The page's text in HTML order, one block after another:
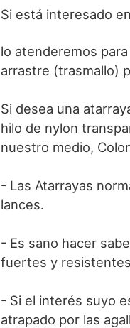
Si está interesado
lo atenderemos
arrastre (trasmallo)
Si desea una
hilo de nylon
nuestro medio,
- Las Atarrayas
lances.
- Es sano hacer
fuertes y
- Si el interés suyo
atrapado por las